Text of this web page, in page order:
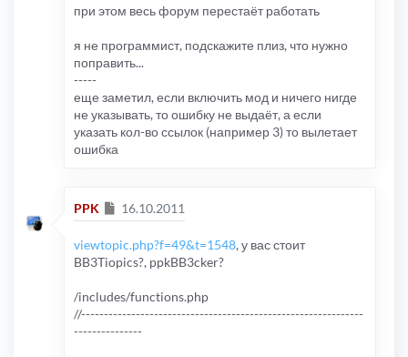
при этом весь форум перестаёт работать
я не программист, подскажите плиз, что нужно
поправить...
-----
еще заметил, если включить мод и ничего нигде
не указывать, то ошибку не выдаёт, а если
указать кол-во ссылок (например 3) то вылетает
ошибка
PPK Сообщение
16.10.2011
viewtopic.php?f=49&t=1548, у вас стоит
BB3Tiopics?, ppkBB3cker?
/includes/functions.php
//--------------------------------------------------------------
---------------